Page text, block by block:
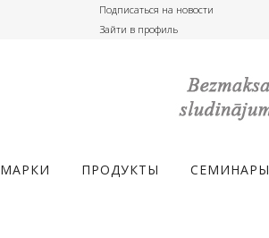
Подписаться на новости
Зайти в профиль
МАРКИ ПРОДУКТЫ СЕМИНАРЫ